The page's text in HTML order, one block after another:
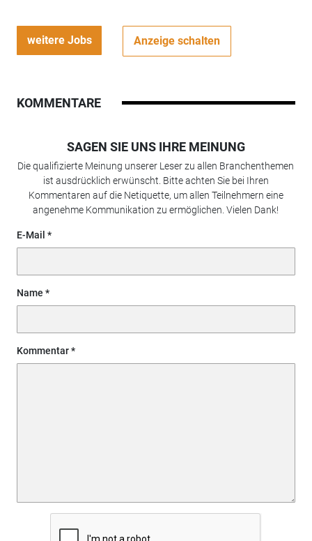
weitere Jobs Anzeige schalten
KOMMENTARE
SAGEN SIE UNS IHRE MEINUNG
Die qualifizierte Meinung unserer Leser zu allen Branchenthemen
ist ausdrücklich erwünscht. Bitte achten Sie bei Ihren
Kommentaren auf die Netiquette, um allen Teilnehmern eine
angenehme Kommunikation zu ermöglichen. Vielen Dank!
E-Mail
Name
Kommentar